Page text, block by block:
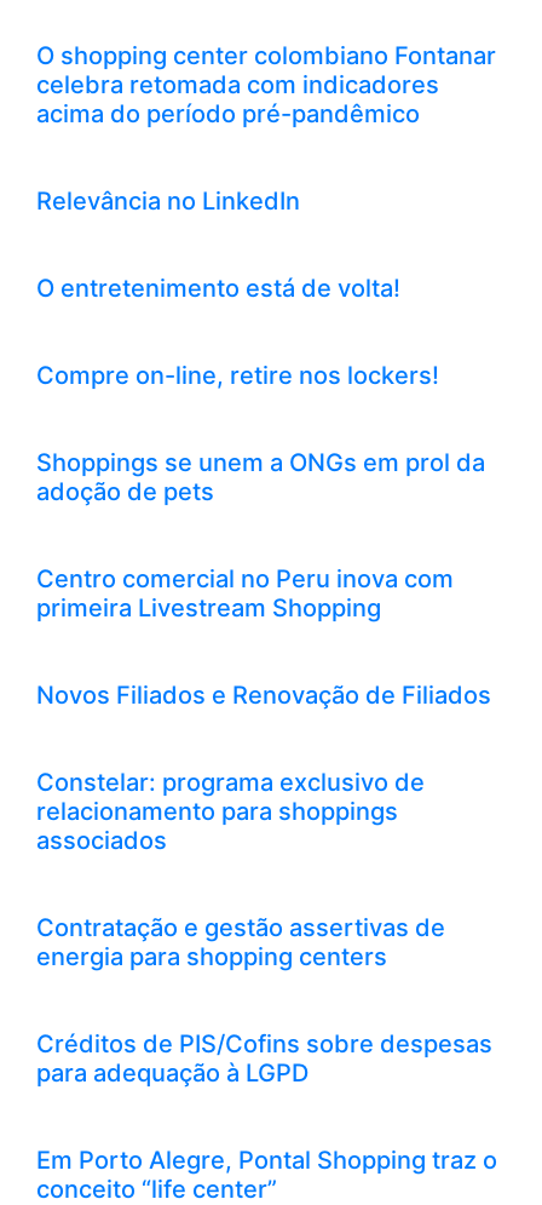
O shopping center colombiano Fontanar
celebra retomada com indicadores
acima do período pré-pandêmico
Relevância no LinkedIn
O entretenimento está de volta!
Compre on-line, retire nos lockers!
Shoppings se unem a ONGs em prol da
adoção de pets
Centro comercial no Peru inova com
primeira Livestream Shopping
Novos Filiados e Renovação de Filiados
Constelar: programa exclusivo de
relacionamento para shoppings
associados
Contratação e gestão assertivas de
energia para shopping centers
Créditos de PIS/Cofins sobre despesas
para adequação à LGPD
Em Porto Alegre, Pontal Shopping traz o
conceito “life center”